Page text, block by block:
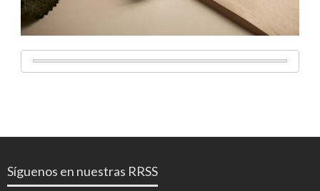
Síguenos en nuestras RRSS